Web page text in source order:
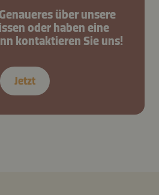
über unsere
oder haben eine
kontaktieren Sie uns!
Jetzt